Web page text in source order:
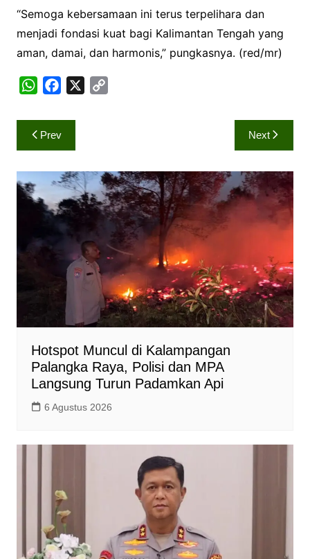
“Semoga kebersamaan ini terus terpelihara dan
menjadi fondasi kuat bagi Kalimantan Tengah yang
aman, damai, dan harmonis,” pungkasnya. (red/mr)
W
a
t
A
p
p
c
e
o
o
k
i
n
k
Navigasi
pos
Prev Next
Hotspot Muncul di Kalampangan
Palangka Raya, Polisi dan MPA
Langsung Turun Padamkan Api
6 Agustus 2026